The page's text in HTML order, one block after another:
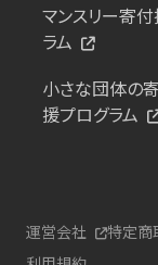
マンスリー寄
ラム
小さな団体の
援プログラム
運営会社 特定商